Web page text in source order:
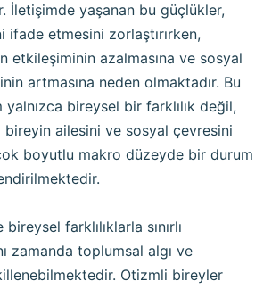
İletişimde yaşanan bu güçlükler,
ifade etmesini zorlaştırırken,
etkileşiminin azalmasına ve sosyal
artmasına neden olmaktadır. Bu
bireysel bir farklılık değil,
bireyin ailesini ve sosyal çevresini
boyutlu makro düzeyde bir durum
farklılıklarla sınırlı
zamanda toplumsal algı ve
Otizmli bireyler